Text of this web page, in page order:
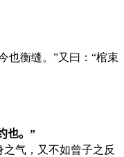
也衡缝。”又曰：“棺束
也。”
气，又不如曾子之反